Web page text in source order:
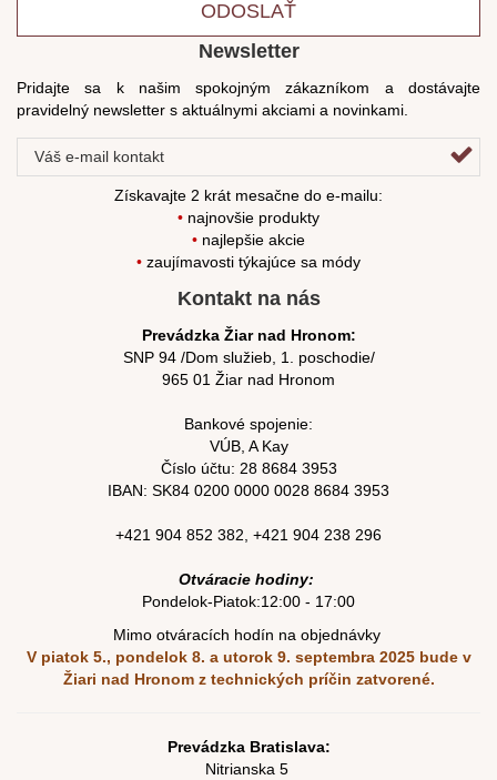
ODOSLAŤ
Newsletter
Pridajte sa k našim spokojným zákazníkom a dostávajte
pravidelný newsletter s aktuálnymi akciami a novinkami.
Získavajte 2 krát mesačne do e-mailu:
• najnovšie produkty
• najlepšie akcie
• zaujímavosti týkajúce sa módy
Kontakt na nás
Prevádzka Žiar nad Hronom:
SNP 94 /Dom služieb, 1. poschodie/
965 01 Žiar nad Hronom
Bankové spojenie:
VÚB, A Kay
Číslo účtu: 28 8684 3953
IBAN: SK84 0200 0000 0028 8684 3953
+421 904 852 382 +421 904 238 296
Otváracie hodiny:
Pondelok-Piatok:12:00 - 17:00
Mimo otváracích hodín na objednávky
V piatok 5., pondelok 8. a utorok 9. septembra 2025 bude v
Žiari nad Hronom z technických príčin zatvorené.
Prevádzka Bratislava:
Nitrianska 5